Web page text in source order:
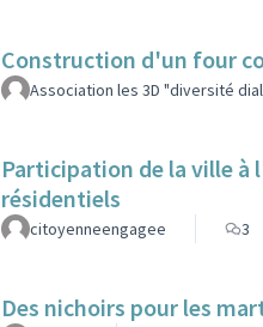
Construction d'un four
Association les 3D "diversité
Participation de la ville
résidentiels
citoyenneengagee 3
Des nichoirs pour les